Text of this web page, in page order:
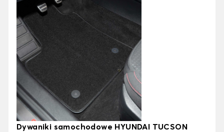
Dywaniki samochodowe HYUNDAI TUCSON